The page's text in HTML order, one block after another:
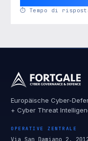
⏱ Tempo di
Europäische Cyber-
+ Cyber Threat
OPERATIVE ZENTRALE
Via San Damiano 2,